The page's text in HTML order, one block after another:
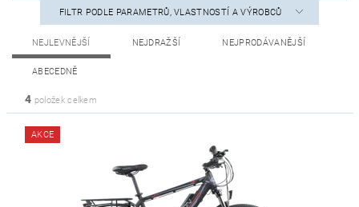
FILTR PODLE PARAMETRŮ, VLASTNOSTÍ A VÝROBCŮ
NEJLEVNĚJŠÍ NEJDRAŽŠÍ NEJPRODÁVANĚJŠÍ
ABECEDNĚ
4 položek celkem
AKCE